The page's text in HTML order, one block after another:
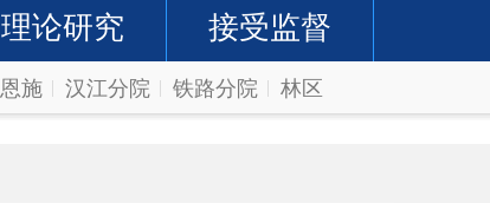
理论研究 接受监督
恩施 汉江分院 铁路分院 林区